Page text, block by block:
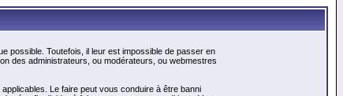
possible. Toutefois, il leur est impossible de passer en
des administrateurs, ou modérateurs, ou webmestres
Le faire peut vous conduire à être banni